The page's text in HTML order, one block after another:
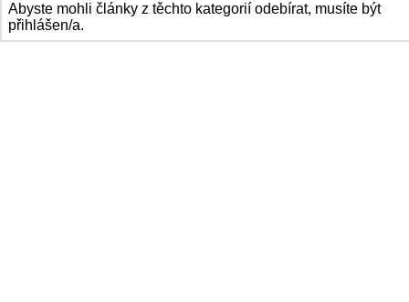
Abyste mohli články z těchto kategorií odebírat, musíte být
přihlášen/a.